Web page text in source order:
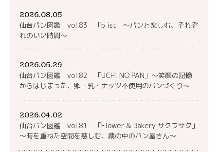
2026.08.05
仙台パン図鑑 vol.83 「b ist」～パンと楽しむ、それぞ
れのいい時間～
2026.05.29
仙台パン図鑑 vol.82 「UCHI NO PAN」～笑顔の記憶
からはじまった、卵・乳・ナッツ不使用のパンづくり～
2026.04.02
仙台パン図鑑 vol.81 「Flower & Bakery サクラサク」
～時を重ねた空間を慈しむ、蔵の中のパン屋さん～